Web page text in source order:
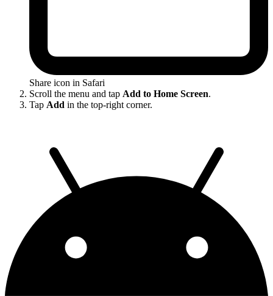
Share icon in Safari
Scroll the menu and tap Add to Home Screen.
Tap Add in the top-right corner.